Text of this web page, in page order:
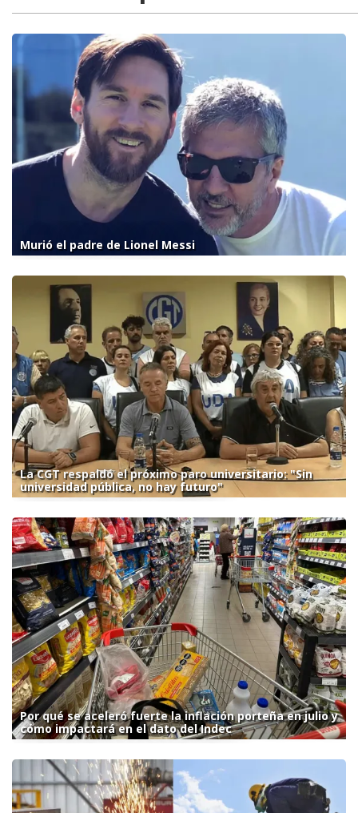
Murió el padre de Lionel Messi
La CGT respaldó el próximo paro universitario: "Sin
universidad pública, no hay futuro"
Por qué se aceleró fuerte la inflación porteña en julio y
cómo impactará en el dato del Indec